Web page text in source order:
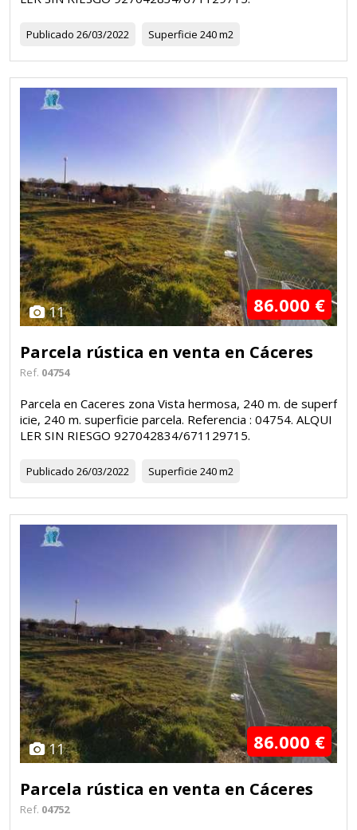
Publicado 26/03/2022 Superficie 240 m2
11 86.000 €
Parcela rústica en venta en Cáceres
Ref. 04754
Parcela en Caceres zona Vista hermosa, 240 m. de superf
icie, 240 m. superficie parcela. Referencia : 04754. ALQUI
LER SIN RIESGO 927042834/671129715.
Publicado 26/03/2022 Superficie 240 m2
11 86.000 €
Parcela rústica en venta en Cáceres
Ref. 04752